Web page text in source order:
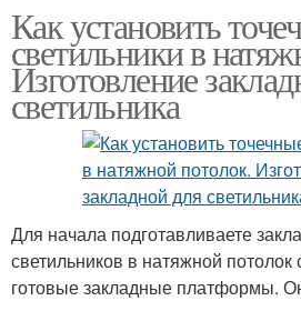
Как установить
светильники в
Изготовление
светильника
Для начала подготавливаете
светильников в натяжной
готовые закладные платформы.